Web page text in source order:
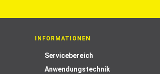
INFORMATIONEN
Servicebereich
Anwendungstechnik